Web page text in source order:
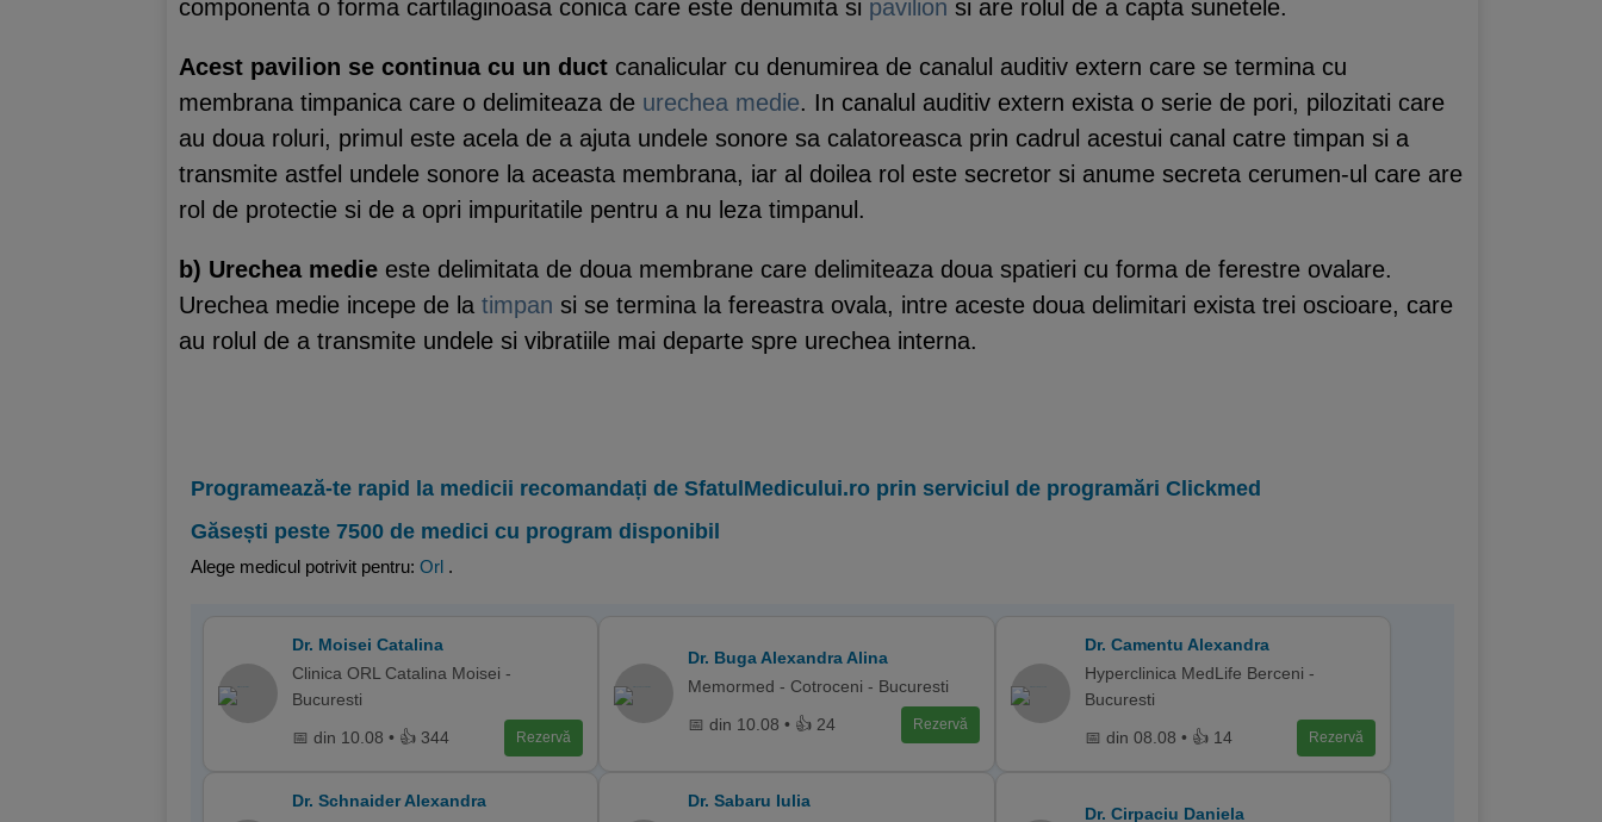
componenta o forma cartilaginoasa conica care este denumita si pavilion si are rolul de a capta sunetele.
Acest pavilion se continua cu un duct canalicular cu denumirea de canalul auditiv extern care se termina cu
membrana timpanica care o delimiteaza de urechea medie. In canalul auditiv extern exista o serie de pori, pilozitati care
au doua roluri, primul este acela de a ajuta undele sonore sa calatoreasca prin cadrul acestui canal catre timpan si a
transmite astfel undele sonore la aceasta membrana, iar al doilea rol este secretor si anume secreta cerumen-ul care are
rol de protectie si de a opri impuritatile pentru a nu leza timpanul.
b) Urechea medie este delimitata de doua membrane care delimiteaza doua spatieri cu forma de ferestre ovalare.
Urechea medie incepe de la timpan si se termina la fereastra ovala, intre aceste doua delimitari exista trei oscioare, care
au rolul de a transmite undele si vibratiile mai departe spre urechea interna.
Programează-te rapid la medicii recomandați de SfatulMedicului.ro prin serviciul de programări Clickmed
Găsești peste 7500 de medici cu program disponibil
Alege medicul potrivit pentru: Orl .
Dr. Moisei Catalina
Clinica ORL Catalina Moisei -
Bucuresti
📅 din 10.08 • 👍 344 Rezervă
Dr. Buga Alexandra Alina
Memormed - Cotroceni - Bucuresti
📅 din 10.08 • 👍 24 Rezervă
Dr. Camentu Alexandra
Hyperclinica MedLife Berceni -
Bucuresti
📅 din 08.08 • 👍 14 Rezervă
Dr. Schnaider Alexandra
Dr. Sabaru Iulia
Dr. Cirpaciu Daniela